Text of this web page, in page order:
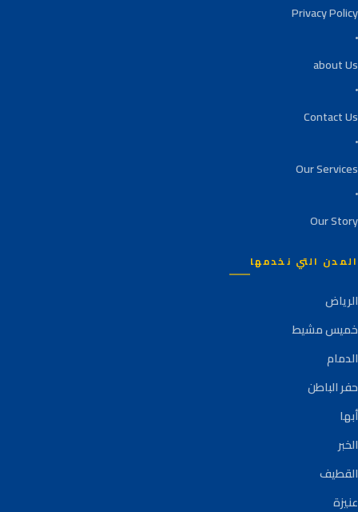
Privacy Policy
about Us
Contact Us
Our Services
Our Story
المدن التي نخدمها
الرياض
خميس مشيط
الدمام
حفر الباطن
أبها
الخبر
القطيف
عنيزة